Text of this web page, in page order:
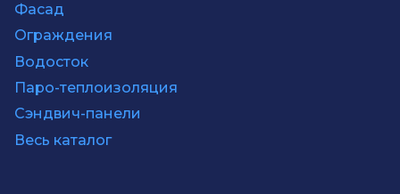
Фасад
Ограждения
Водосток
Паро-теплоизоляция
Сэндвич-панели
Весь каталог